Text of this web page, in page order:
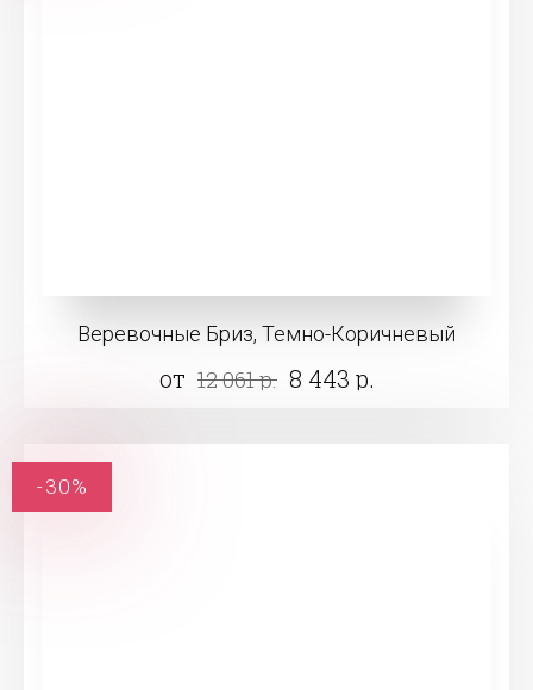
Веревочные Бриз, Темно-Коричневый
от 12 061 р. 8 443 р.
-30%